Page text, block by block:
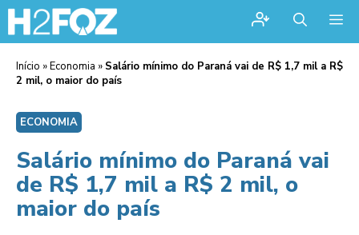
Início »Economia » Salário mínimo do Paraná vai de R$ 1,7 mil a R$
2 mil, o maior do país
ECONOMIA
Salário mínimo do Paraná vai
de R$ 1,7 mil a R$ 2 mil, o
maior do país